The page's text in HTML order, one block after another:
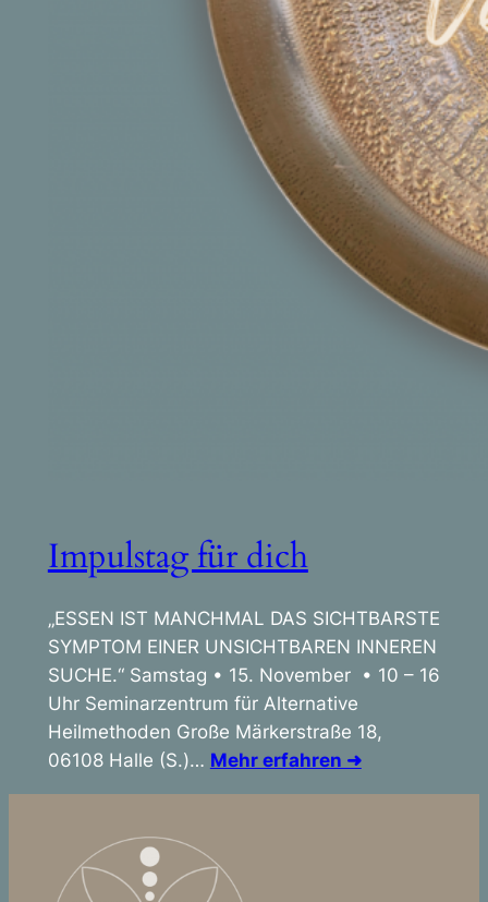
Impulstag für dich
„ESSEN IST MANCHMAL DAS SICHTBARSTE
SYMPTOM EINER UNSICHTBAREN INNEREN
SUCHE.“ Samstag • 15. November • 10 – 16
Uhr Seminarzentrum für Alternative
Heilmethoden Große Märkerstraße 18,
06108 Halle (S.)… Mehr erfahren ➜